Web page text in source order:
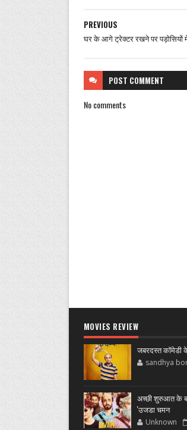
PREVIOUS
घर के आगे ट्रेक्टर रखने पर पड़ोसियों
POST COMMENT
No comments
MOVIES REVIEW
जबरदस्त कॉमेडी
sandhya
अच्छी शुरुआत के
'उजडा चमन
Unknown